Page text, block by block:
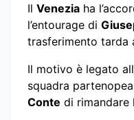
Il Venezia ha
l’entourage di
trasferimento tarda
Il motivo è legato
squadra
Conte di rimandare